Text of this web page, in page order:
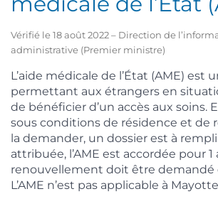
Vérifié le 18 août 2022 – Direction de
administrative (Premier ministre)
L’aide médicale de l’État (AME) est
permettant aux étrangers en
de bénéficier d’un accès aux soins.
sous conditions de résidence et de
la demander, un dossier est à
attribuée, l’AME est accordée pour 1
renouvellement doit être demandé
L’AME n’est pas applicable à